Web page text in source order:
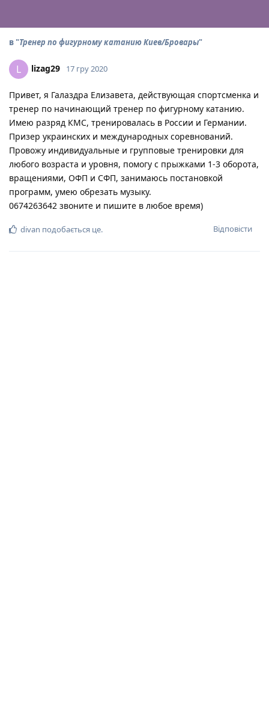
в "Тренер по фигурному катанию Киев/Бровары"
L lizag29 17 гру 2020
Привет, я Галаздра Елизавета, действующая спортсменка и
тренер по начинающий тренер по фигурному катанию.
Имею разряд КМС, тренировалась в России и Германии.
Призер украинских и международных соревнований.
Провожу индивидуальные и групповые тренировки для
любого возраста и уровня, помогу с прыжками 1-3 оборота,
вращениями, ОФП и СФП, занимаюсь постановкой
программ, умею обрезать музыку.
0674263642 звоните и пишите в любое время)
Відповісти
divan подобається це.